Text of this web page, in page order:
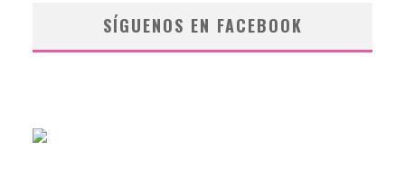
SÍGUENOS EN FACEBOOK